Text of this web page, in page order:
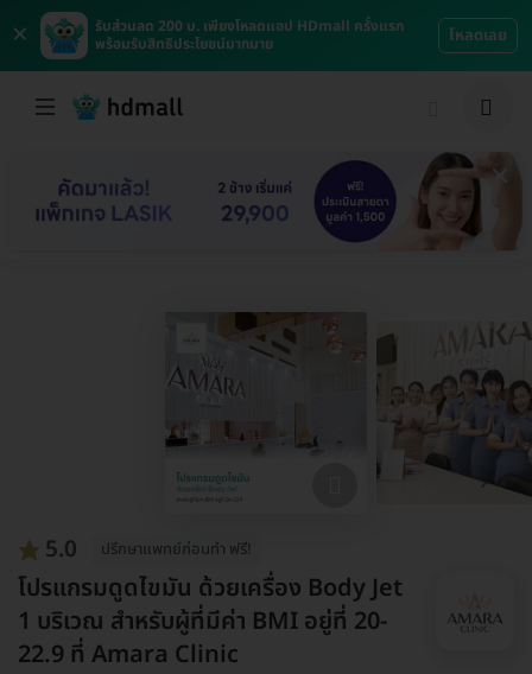
×
รับส่วนลด 200 บ. เพียงโหลดแอป HDmall ครั้งแรก
พร้อมรับสิทธิประโยชน์มากมาย
โหลดเลย
5.0 ปรึกษาแพทย์ก่อนทำ ฟรี!
โปรแกรมดูดไขมัน ด้วยเครื่อง Body Jet
1 บริเวณ สำหรับผู้ที่มีค่า BMI อยู่ที่ 20-
22.9 ที่ Amara Clinic